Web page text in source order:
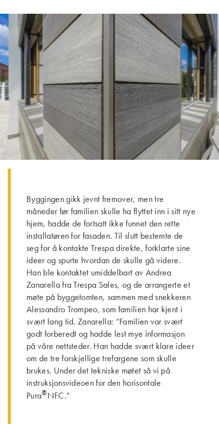
Byggingen gikk jevnt fremover, men tre
måneder før familien skulle ha flyttet inn i sitt nye
hjem, hadde de fortsatt ikke funnet den rette
installatøren for fasaden. Til slutt bestemte de
seg for å kontakte Trespa direkte, forklarte sine
ideer og spurte hvordan de skulle gå videre.
Han ble kontaktet umiddelbart av Andrea
Zanarella fra Trespa Sales, og de arrangerte et
møte på byggetomten, sammen med snekkeren
Alessandro Trompeo, som familien har kjent i
svært lang tid. Zanarella: “Familien var svært
godt forberedt og hadde lest mye informasjon
på våre nettsteder. Han hadde svært klare ideer
om de tre forskjellige trefargene som skulle
brukes. Under det tekniske møtet så vi på
instruksjonsvideoen for den horisontale
Pura®NFC.”